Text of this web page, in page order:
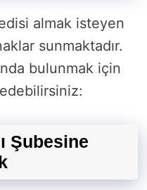
almak isteyen
sunmaktadır.
bulunmak için
edebilirsiniz:
Şubesine